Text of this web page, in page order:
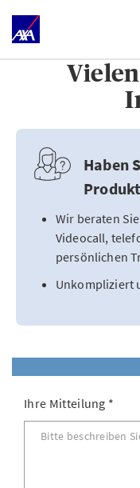
Haben
Wir beraten
Videocall,
persönlichen
Unkompliziert
Ihre Mitteilung *